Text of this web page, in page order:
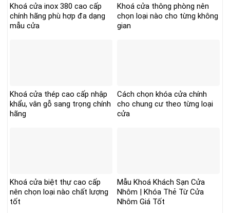
Khoá cửa inox 380 cao cấp
chính hãng phù hợp đa dạng
mẫu cửa
Khoá cửa thông phòng nên
chọn loại nào cho từng không
gian
Khoá cửa thép cao cấp nhập
khẩu, vân gỗ sang trọng chính
hãng
Cách chọn khóa cửa chính
cho chung cư theo từng loại
cửa
Khoá cửa biệt thự cao cấp
nên chọn loại nào chất lượng
tốt
Mẫu Khoá Khách Sạn Cửa
Nhôm | Khóa Thẻ Từ Cửa
Nhôm Giá Tốt